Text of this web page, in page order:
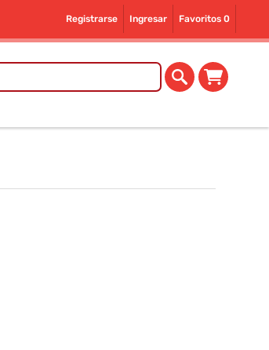
Registrarse Ingresar Favoritos 0